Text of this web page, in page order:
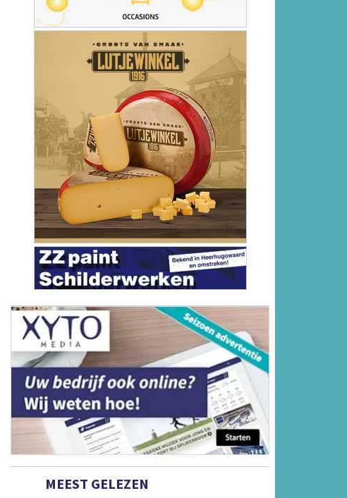
MEEST GELEZEN